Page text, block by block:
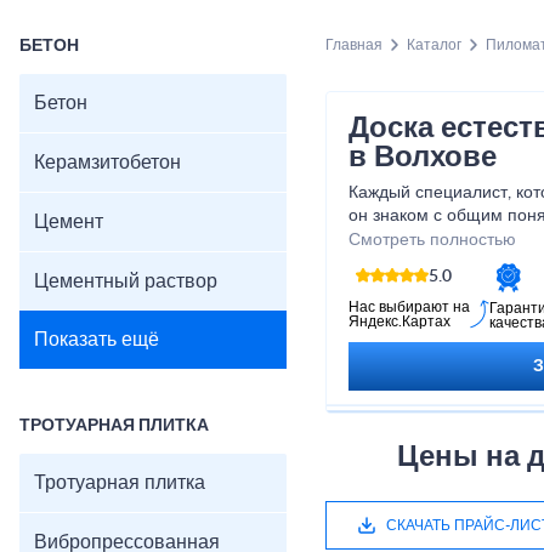
БЕТОН
Бетон
Керамзитобетон
Цемент
Цементный раствор
Показать ещё
ТРОТУАРНАЯ ПЛИТКА
Тротуарная плитка
Вибропрессованная
Главная Каталог
Доска
в Волхове
Каждый специалист,
он знаком с общим
Это привлекательный
разные технические
материала.
Смотреть полностью
5.0
Нас выбирают на
Яндекс.Картах
Цены на
СКАЧАТЬ ПРАЙС-